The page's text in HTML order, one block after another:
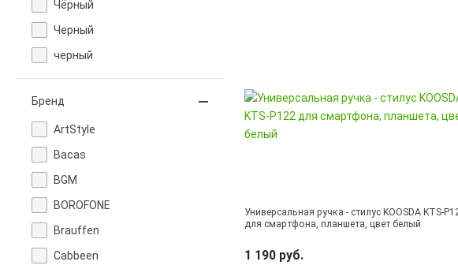
Чёрный
Черный
черный
Бренд
ArtStyle
Bacas
BGM
BOROFONE
Brauffen
Cabbeen
Универсальная ручка - стилус KOOSDA KTS-
для смартфона, планшета, цвет белый
1 190 руб.